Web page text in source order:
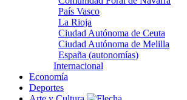
País Vasco
La Rioja
Ciudad Autónoma de Ceuta
Ciudad Autónoma de Melilla
España (autonomías)
Internacional
Economía
Deportes